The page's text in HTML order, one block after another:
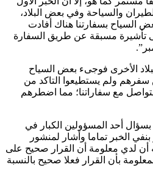
والسياحة وفي بعض البلاد،
السياح بسفارتنا هناك أفادت
تأشيرة مسبقة عن طريق السفارة
الأخرى فوجىء بعض السياح
سفرهم ولم يستطيعوا التاكد من
مع سفاراتنا؛ مما اضطرهم
أحد المسؤولين الكبار في
الخبر تماما وأشار لمنشور
أن لدي معلومة أن القرار صحيح على
بأن القرار فعلا صحيح بالنسبة